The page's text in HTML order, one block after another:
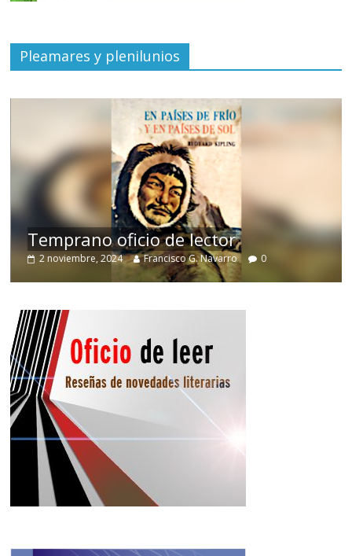
Pleamares y plenilunios
Temprano oficio de lector
2 noviembre, 2024 Francisco G. Navarro 0